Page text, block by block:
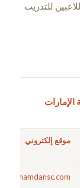
للتدريب
موقع إلكتروني
hamdansc.com